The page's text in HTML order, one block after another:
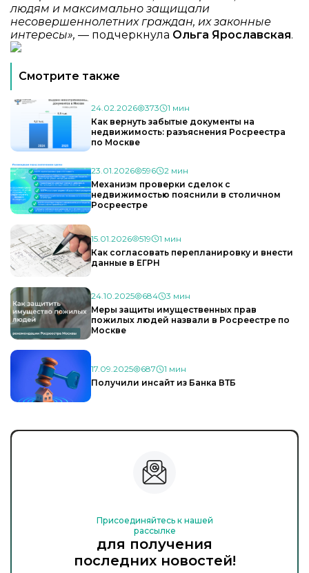
людям и максимально защищали
несовершеннолетних граждан, их законные
интересы», — подчеркнула Ольга Ярославская.
Смотрите также
24.02.2026 373
1 мин
Как вернуть забытые документы на
недвижимость: разъяснения Росреестра
по Москве
23.01.2026 596
2 мин
Механизм проверки сделок с
недвижимостью пояснили в столичном
Росреестре
15.01.2026 519
1 мин
Как согласовать перепланировку и внести
данные в ЕГРН
24.10.2025 684
3 мин
Меры защиты имущественных прав
пожилых людей назвали в Росреестре по
Москве
17.09.2025 687
1 мин
Получили инсайт из Банка ВТБ
Присоединяйтесь к нашей
рассылке
для получения
последних новостей!